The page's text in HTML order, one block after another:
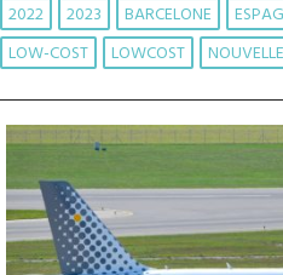
2022 2023 BARCELONE
LOW-COST
LOWCOST